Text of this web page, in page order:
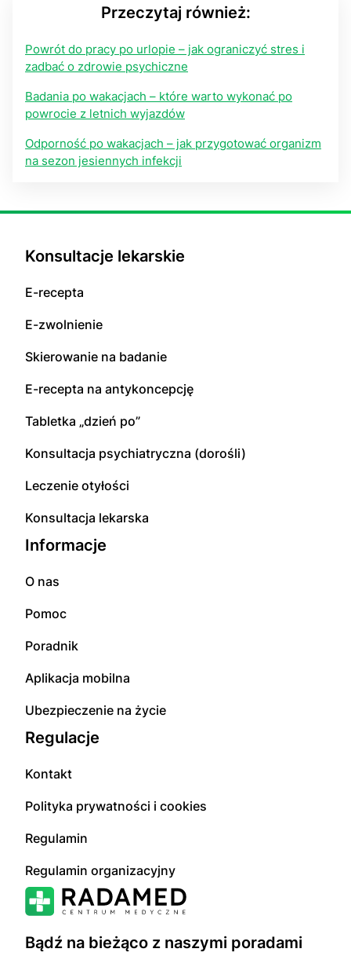
Przeczytaj również:
Powrót do pracy po urlopie – jak ograniczyć stres i
zadbać o zdrowie psychiczne
Badania po wakacjach – które warto wykonać po
powrocie z letnich wyjazdów
Odporność po wakacjach – jak przygotować organizm
na sezon jesiennych infekcji
Bądź na bieżąco z naszymi poradami
Konsultacje lekarskie
E-recepta
E-zwolnienie
Skierowanie na badanie
E-recepta na antykoncepcję
Tabletka „dzień po”
Konsultacja psychiatryczna (dorośli)
Leczenie otyłości
Konsultacja lekarska
Informacje
O nas
Pomoc
Poradnik
Aplikacja mobilna
Ubezpieczenie na życie
Regulacje
Kontakt
Polityka prywatności i cookies
Regulamin
Regulamin organizacyjny